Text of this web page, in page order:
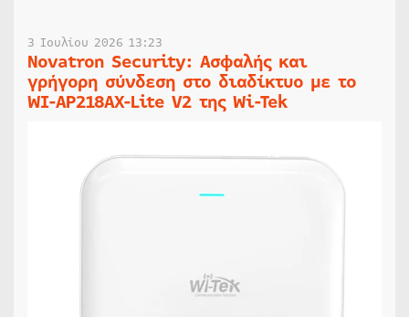
3 Ιουλίου 2026 13:23
Novatron Security: Ασφαλής και
γρήγορη σύνδεση στο διαδίκτυο με το
WI-AP218AX-Lite V2 της Wi-Tek